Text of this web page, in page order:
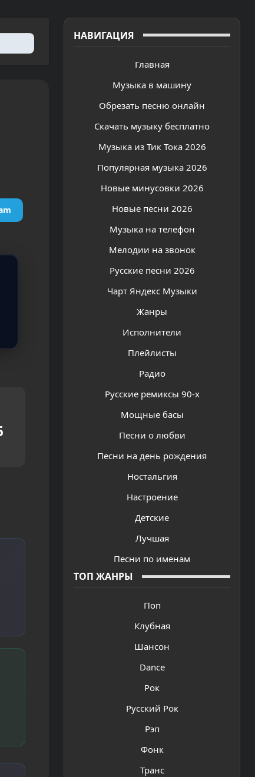
НАВИГАЦИЯ
Главная
Музыка в машину
Обрезать песню онлайн
Скачать музыку бесплатно
Музыка из Тик Тока 2026
Популярная музыка 2026
Новые минусовки 2026
Новые песни 2026
Музыка на телефон
Мелодии на звонок
Русские песни 2026
Чарт Яндекс Музыки
Жанры
Исполнители
Плейлисты
Радио
Русские ремиксы 90-х
Мощные басы
Песни о любви
Песни на день рождения
Ностальгия
Настроение
Детские
Лучшая
Песни по именам
ТОП ЖАНРЫ
Поп
Клубная
Шансон
Dance
Рок
Русский Рок
Рэп
Фонк
Транс